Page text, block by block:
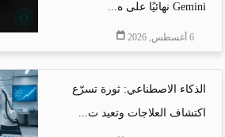
Gemini نهائيًا على ه...
6 أغسطس, 2026
الذكاء الاصطناعي: ثورة تسرّع
اكتشاف العلاجات وتعيد ت...